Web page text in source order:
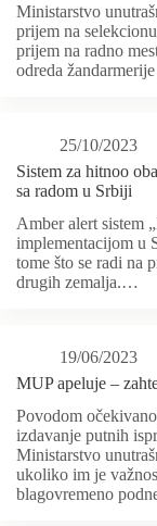
Ministarstvo
prijem na
prijem na radno
odreda
25/10/2023
Sistem za hitnoo
sa radom u Srbiji
Amber alert sistem
implementacijom u
tome što se radi na
drugih zemalja.…
19/06/2023
MUP apeluje –
Povodom
izdavanje putnih
Ministarstvo
ukoliko im je
blagovremeno